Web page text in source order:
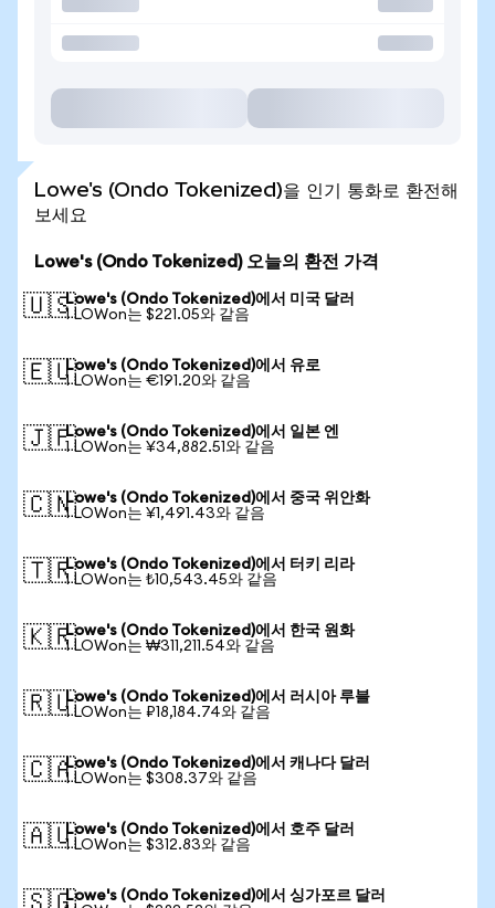
Lowe's (Ondo Tokenized)을 인기 통화로 환전해
보세요
Lowe's (Ondo Tokenized) 오늘의 환전 가격
🇺🇸Lowe's (Ondo Tokenized)에서 미국 달러
1 LOWon는 $221.05와 같음
🇪🇺Lowe's (Ondo Tokenized)에서 유로
1 LOWon는 €191.20와 같음
🇯🇵Lowe's (Ondo Tokenized)에서 일본 엔
1 LOWon는 ¥34,882.51와 같음
🇨🇳Lowe's (Ondo Tokenized)에서 중국 위안화
1 LOWon는 ¥1,491.43와 같음
🇹🇷Lowe's (Ondo Tokenized)에서 터키 리라
1 LOWon는 ₺10,543.45와 같음
🇰🇷Lowe's (Ondo Tokenized)에서 한국 원화
1 LOWon는 ₩311,211.54와 같음
🇷🇺Lowe's (Ondo Tokenized)에서 러시아 루블
1 LOWon는 ₽18,184.74와 같음
🇨🇦Lowe's (Ondo Tokenized)에서 캐나다 달러
1 LOWon는 $308.37와 같음
🇦🇺Lowe's (Ondo Tokenized)에서 호주 달러
1 LOWon는 $312.83와 같음
Lowe's (Ondo Tokenized)에서 싱가포르 달러